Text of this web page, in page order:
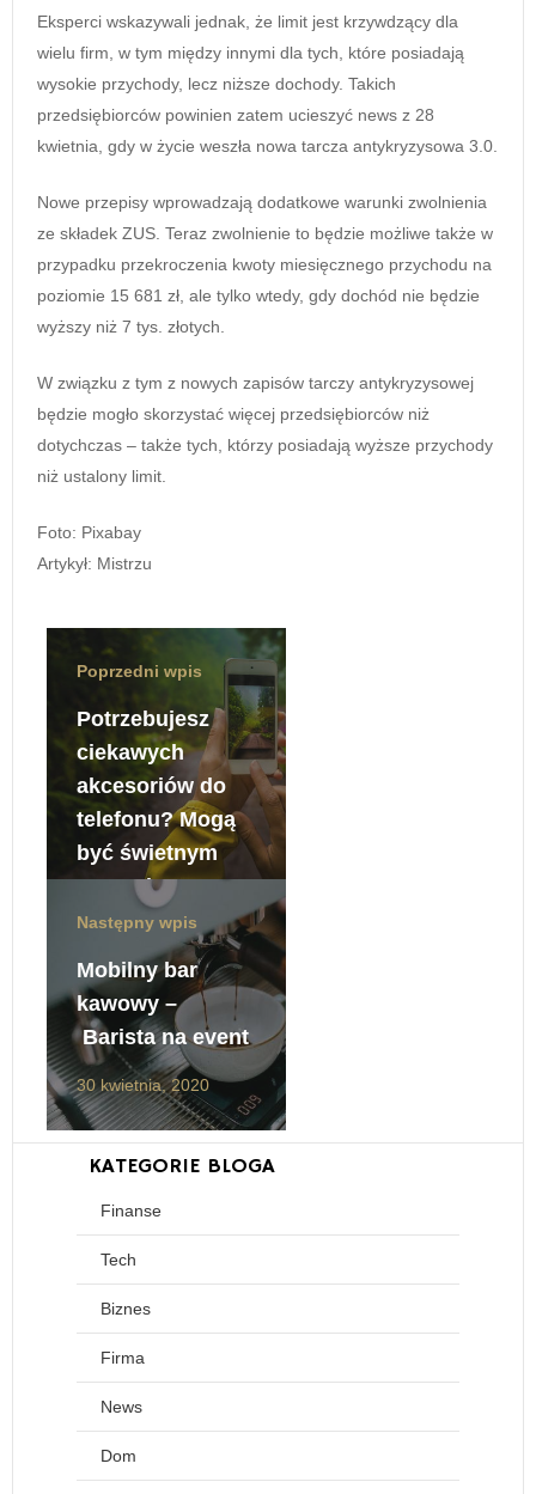
Eksperci wskazywali jednak, że limit jest krzywdzący dla
wielu firm, w tym między innymi dla tych, które posiadają
wysokie przychody, lecz niższe dochody. Takich
przedsiębiorców powinien zatem ucieszyć news z 28
kwietnia, gdy w życie weszła nowa tarcza antykryzysowa 3.0.
Nowe przepisy wprowadzają dodatkowe warunki zwolnienia
ze składek ZUS. Teraz zwolnienie to będzie możliwe także w
przypadku przekroczenia kwoty miesięcznego przychodu na
poziomie 15 681 zł, ale tylko wtedy, gdy dochód nie będzie
wyższy niż 7 tys. złotych.
W związku z tym z nowych zapisów tarczy antykryzysowej
będzie mogło skorzystać więcej przedsiębiorców niż
dotychczas – także tych, którzy posiadają wyższe przychody
niż ustalony limit.
Foto: Pixabay
Artykył: Mistrzu
Poprzedni wpis
Potrzebujesz
ciekawych
akcesoriów do
telefonu? Mogą
być świetnym
pomysłem na
prezent!
30 kwietnia, 2020
Następny wpis
Mobilny bar
kawowy –
Barista na event
30 kwietnia, 2020
KATEGORIE BLOGA
Finanse
Tech
Biznes
Firma
News
Dom